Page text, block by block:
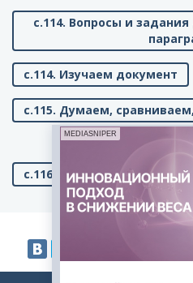
с.114. Вопросы и
с.114. Изучаем документ
с.115. Думаем,
C.116. ПОВТОРЯЕМ
с.116. Вопросы к главе 6
MEDIASNIPER